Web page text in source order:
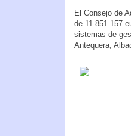
El Consejo de
de 11.851.157
sistemas de
Antequera,